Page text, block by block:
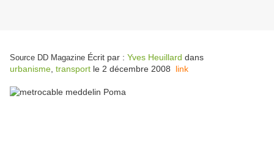
Source DD Magazine Écrit par : Yves Heuillard dans
urbanisme transport le 2 décembre 2008 link